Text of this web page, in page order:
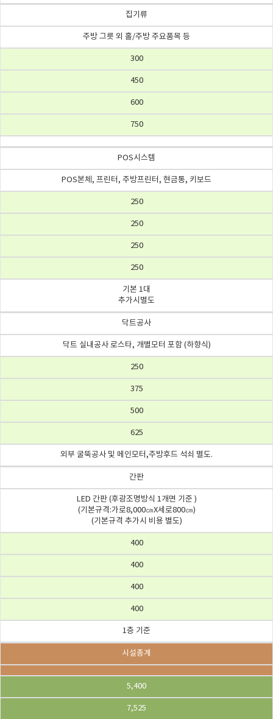
집기류
주방 그릇 외 홀/주방 주요품목 등
300
450
600
750
POS시스템
POS본체, 프린터, 주방프린터, 현금통, 키보드
250
250
250
250
기본 1대
추가시별도
닥트공사
닥트 실내공사 로스타, 개별모터 포함 (하향식)
250
375
500
625
외부 굴뚝공사 및 메인모터,주방후드 석쇠 별도.
간판
LED 간판 (후광조명방식 1개면 기준 )
(기본규격:가로8,000㎝X세로800㎝)
(기본규격 추가시 비용 별도)
400
400
400
400
1층 기준
시설총계
5,400
7,525